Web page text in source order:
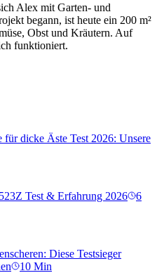
Alex mit Garten- und
begann, ist heute ein 200 m²
Obst und Kräutern. Auf
funktioniert.
für dicke Äste Test 2026: Unsere
Test & Erfahrung 2026
6
Diese Testsieger
10 Min